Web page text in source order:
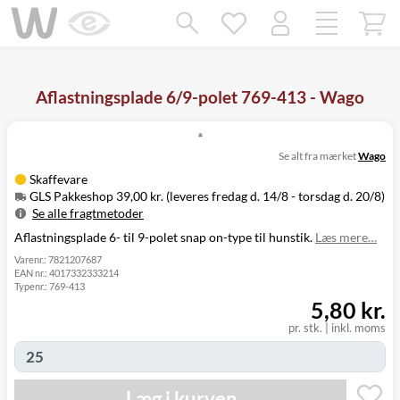
Aflastningsplade 6/9-polet 769-413 - Wago
Skaffevare
GLS Pakkeshop 39,00 kr. (leveres fredag d. 14/8 - torsdag d. 20/8)
Se alle fragtmetoder
Metode
Pris Leveres
GLS Pakkeshop
torsdag d. 20/8
GLS Erhverv 49,00 kr.
-
torsdag d. 20/8
Se alt fra mærketWago
Aflastningsplade 6- til 9-polet snap on-type til hunstik. Læs mere…
Varenr.: 7821207687
EAN nr.: 4017332333214
Typenr.: 769-413
pr. stk. inkl. moms
5,80 kr.
Mangler chatten?
Ret samtykke!